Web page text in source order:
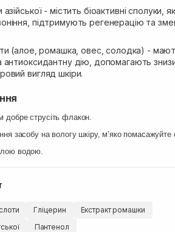
- містить біоактивні сполуки,
підтримують регенерацію та
(алое, ромашка, овес, солодка) -
дію, допомагають
вигляд шкіри.
добре струсіть флакон.
засобу на вологу шкіру, м’яко помасажуйте
водою.
Гліцерин
Екстракт ромашки
Пантенол